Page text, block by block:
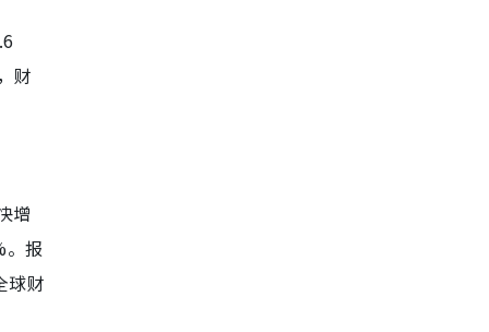
财
增
。报
球财